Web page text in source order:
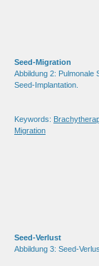
Seed-Migration
Abbildung 2: Pulmonale
Seed-Implantation.
Keywords:
Migration
Seed-Verlust
Abbildung 3: Seed-